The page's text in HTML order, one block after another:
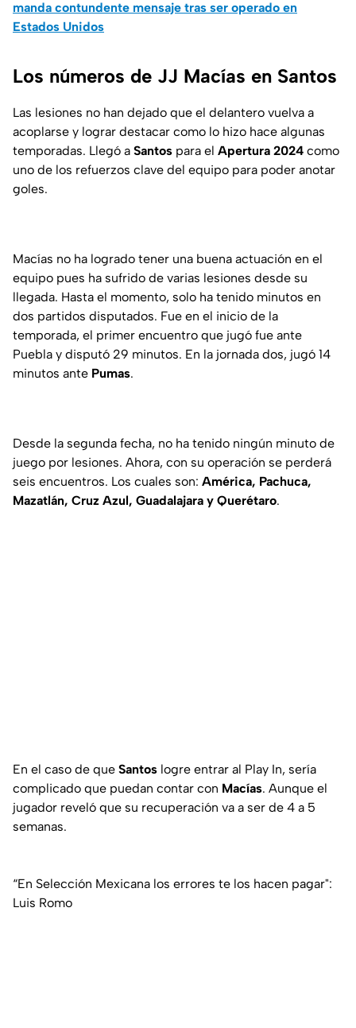
manda contundente mensaje tras ser operado en
Estados Unidos
Los números de JJ Macías en Santos
Las lesiones no han dejado que el delantero vuelva a
acoplarse y lograr destacar como lo hizo hace algunas
temporadas. Llegó a Santos para el Apertura 2024 como
uno de los refuerzos clave del equipo para poder anotar
goles.
Macías no ha logrado tener una buena actuación en el
equipo pues ha sufrido de varias lesiones desde su
llegada. Hasta el momento, solo ha tenido minutos en
dos partidos disputados. Fue en el inicio de la
temporada, el primer encuentro que jugó fue ante
Puebla y disputó 29 minutos. En la jornada dos, jugó 14
minutos ante Pumas.
Desde la segunda fecha, no ha tenido ningún minuto de
juego por lesiones. Ahora, con su operación se perderá
seis encuentros. Los cuales son: América, Pachuca,
Mazatlán, Cruz Azul, Guadalajara y Querétaro.
En el caso de que Santos logre entrar al Play In, sería
complicado que puedan contar con Macías. Aunque el
jugador reveló que su recuperación va a ser de 4 a 5
semanas.
“En Selección Mexicana los errores te los hacen pagar":
Luis Romo